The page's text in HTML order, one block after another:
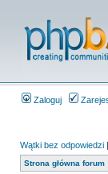
Zaloguj
Wątki bez odpowiedzi |
Strona główna forum